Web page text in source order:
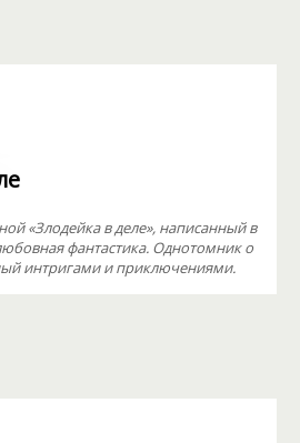
«Злодейка в деле», написанный в
фантастика. Однотомник о
интригами и приключениями.